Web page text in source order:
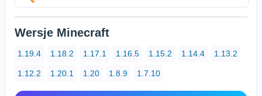
Wersje Minecraft
1.19.4 1.18.2 1.17.1 1.16.5 1.15.2 1.14.4 1.13.2
1.12.2 1.20.1 1.20 1.8.9 1.7.10